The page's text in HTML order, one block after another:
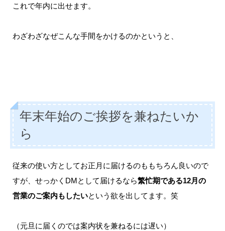
これで年内に出せます。
わざわざなぜこんな手間をかけるのかというと、
年末年始のご挨拶を兼ねたいか
ら
従来の使い方としてお正月に届けるのももちろん良いので
すが、せっかくDMとして届けるなら繁忙期である12月の
営業のご案内もしたいという欲を出してます。笑
（元旦に届くのでは案内状を兼ねるには遅い）